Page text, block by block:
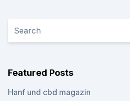
Featured Posts
Hanf und cbd magazin